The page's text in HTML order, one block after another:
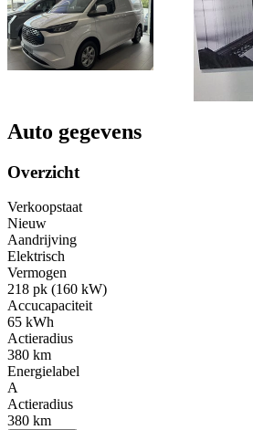
Auto gegevens
Overzicht
Verkoopstaat
Nieuw
Aandrijving
Elektrisch
Vermogen
218 pk (160 kW)
Accucapaciteit
65 kWh
Actieradius
380 km
Energielabel
A
Actieradius
380 km